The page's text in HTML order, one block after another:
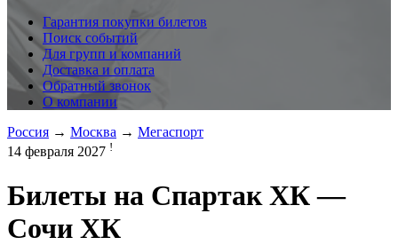
Гарантия покупки билетов
Поиск событий
Для групп и компаний
Доставка и оплата
Обратный звонок
О компании
Россия → Москва → Мегаспорт
14 февраля 2027 !
Билеты на Спартак ХК —
Сочи ХК